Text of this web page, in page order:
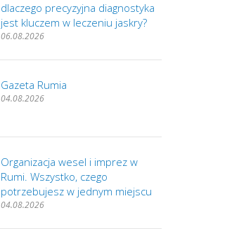
dlaczego precyzyjna diagnostyka
jest kluczem w leczeniu jaskry?
06.08.2026
Gazeta Rumia
04.08.2026
Organizacja wesel i imprez w
Rumi. Wszystko, czego
potrzebujesz w jednym miejscu
04.08.2026